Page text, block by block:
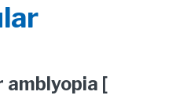
amblyopia [